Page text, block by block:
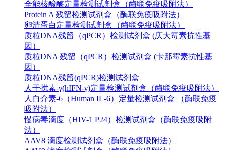
全能核酸酶定量检测试剂盒（酶联免疫吸附法）
Protein A 残留检测试剂盒（酶联免疫吸附法）
卵清蛋白定量检测试剂盒（酶联免疫吸附法）
质粒DNA残留（qPCR）检测试剂盒 (庆大霉素抗性基
因）
质粒DNA 残留（qPCR）检测试剂盒 (卡那霉素抗性基
因）
质粒DNA残留(qPCR)检测试剂盒
人干扰素-γ(hIFN-γ)定量检测试剂盒（酶联免疫吸附法）
人白介素-6（Human IL-6）定量检测试剂盒 （酶联免疫
吸附法）
慢病毒滴度（HIV-1 P24）检测试剂盒（酶联免疫吸附
法）
AAV8 滴度检测试剂盒（酶联免疫吸附法）